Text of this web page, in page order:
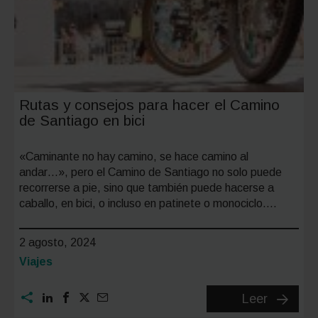
Rutas y consejos para hacer el Camino
de Santiago en bici
«Caminante no hay camino, se hace camino al
andar…», pero el Camino de Santiago no solo puede
recorrerse a pie, sino que también puede hacerse a
caballo, en bici, o incluso en patinete o monociclo….
2 agosto, 2024
Categoría:
Viajes
Leer
Rutas